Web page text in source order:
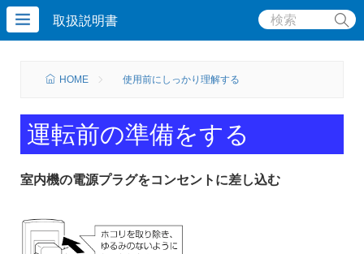
取扱説明書
HOME 使用前にしっかり理解する
運転前の準備をする
室内機の電源プラグをコンセントに差し込む